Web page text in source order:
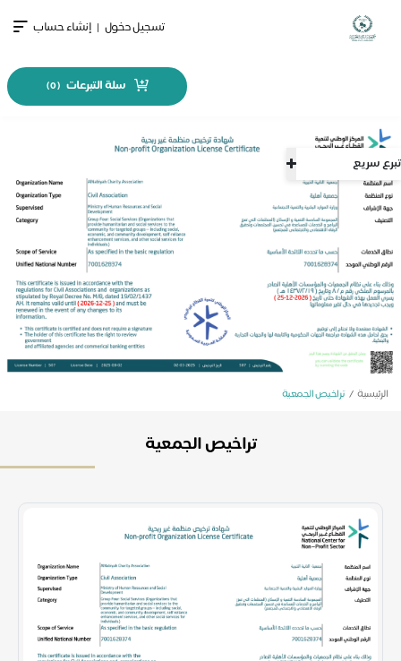
سريع
تسجيل دخول إنشاء حساب
سلة التبرعات 0
)
الرئيسية تراخيص الجمعية
تراخيص الجمعية